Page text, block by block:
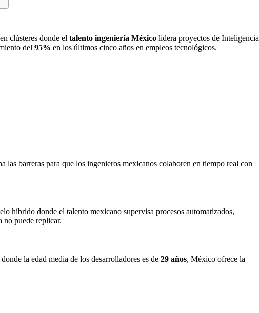
clústeres donde el talento ingeniería México lidera proyectos de Inteligencia
del 95% en los últimos cinco años en empleos tecnológicos.
barreras para que los ingenieros mexicanos colaboren en tiempo real con
híbrido donde el talento mexicano supervisa procesos automatizados,
no puede replicar.
la edad media de los desarrolladores es de 29 años, México ofrece la